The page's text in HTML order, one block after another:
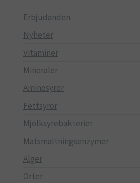
Erbjudanden
Nyheter
Vitaminer
Mineraler
Aminosyror
Fettsyror
Mjölksyrebakterier
Matsmältningsenzymer
Alger
Örter